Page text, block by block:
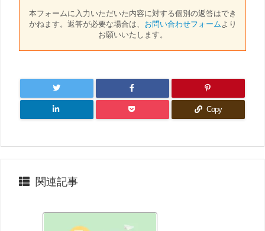
本フォームに入力いただいた内容に対する個別の返答はでき
かねます。 返答が必要な場合は、 お問い合わせフォームより
お願いいたします。
Copy
関連記事